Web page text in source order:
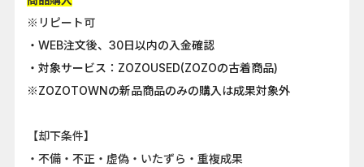
※リピート可
・WEB注文後、30日以内の入金確認
・対象サービス：ZOZOUSED(ZOZOの古着商品)
※ZOZOTOWNの新品商品のみの購入は成果対象外
【却下条件】
・不備・不正・虚偽・いたずら・重複成果